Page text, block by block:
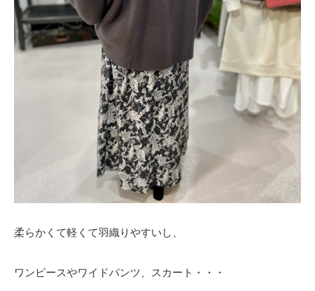
柔らかくて軽くて羽織りやすいし、
ワンピースやワイドパンツ、スカート・・・